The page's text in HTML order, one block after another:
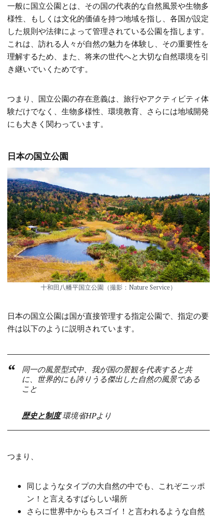
一般に国立公園とは、その国の代表的な自然風景や生物多
様性、もしくは文化的価値を持つ地域を指し、各国が設定
した規則や法律によって管理されている公園を指します。
これは、訪れる人々が自然の魅力を体験し、その重要性を
理解するため、また、将来の世代へと大切な自然環境を引
き継いでいくためです。
つまり、国立公園の存在意義は、旅行やアクティビティ体
験だけでなく、生物多様性、環境教育、さらには地域開発
にも大きく関わっています。
日本の国立公園
十和田八幡平国立公園（撮影：Nature Service）
日本の国立公園は国が直接管理する指定公園で、指定の要
件は以下のように説明されています。
同一の風景型式中、我が国の景観を代表すると共
に、世界的にも誇りうる傑出した自然の風景である
こと
歴史と制度環境省HPより
つまり、
同じようなタイプの大自然の中でも、これぞニッポ
ン！と言えるすばらしい場所
さらに世界中からもスゴイ！と言われるような自然